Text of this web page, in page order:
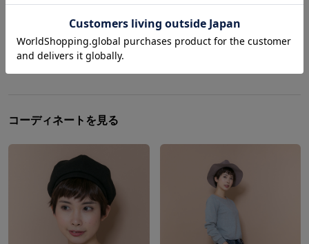
記事をもっと見る
コーディネートを見る